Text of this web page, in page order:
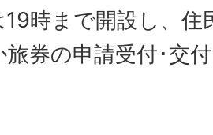
時まで開設し、住
券の申請受付･交